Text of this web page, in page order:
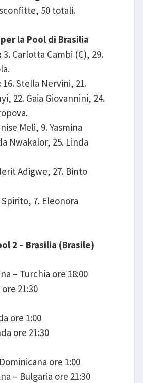
50 totali.
la Pool di Brasilia
3. Carlotta Cambi (C), 29.
16. Stella Nervini, 21.
22. Gaia Giovannini, 24.
Meli, 9. Yasmina
Nwakalor, 25. Linda
Adigwe, 27. Binto
Spirito, 7. Eleonora
2 – Brasilia (Brasile)
– Turchia ore 18:00
21:30
ore 1:00
ore 21:30
ore 1:00
– Bulgaria ore 21:30